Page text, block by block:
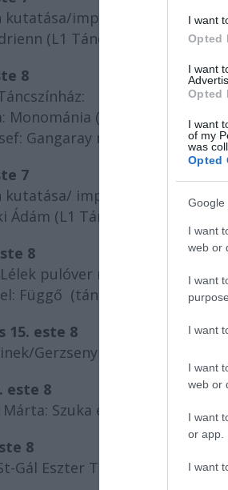
I want
Opted
I want
Opted
I want
of my
was
Opted
Google
I want
web or
I want
I want
I want
web or
I want
or app.
I want
improsokk
(L1 Táncművekben)
8
Monománia (tánc)
Gangaray mese (tánc)
7
improsokk
Ádám (L1 Táncművekben)
8
pulóver nélkül (tánc)
Függő (tánc)
15. este 8
Gerzsenyi Bea/Tamás
este 8
Szuka és Kettő (tánc)
8
Gál Eszter Társulata és a